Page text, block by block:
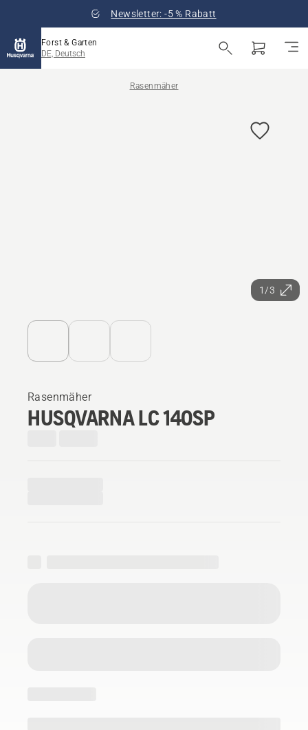
Newsletter: -5 % Rabatt
Forst & Garten
DE, Deutsch
Rasenmäher
1/3
Rasenmäher
HUSQVARNA LC 140SP